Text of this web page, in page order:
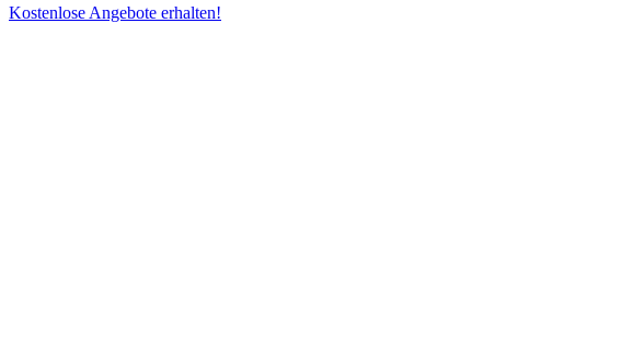
Kostenlose Angebote erhalten!